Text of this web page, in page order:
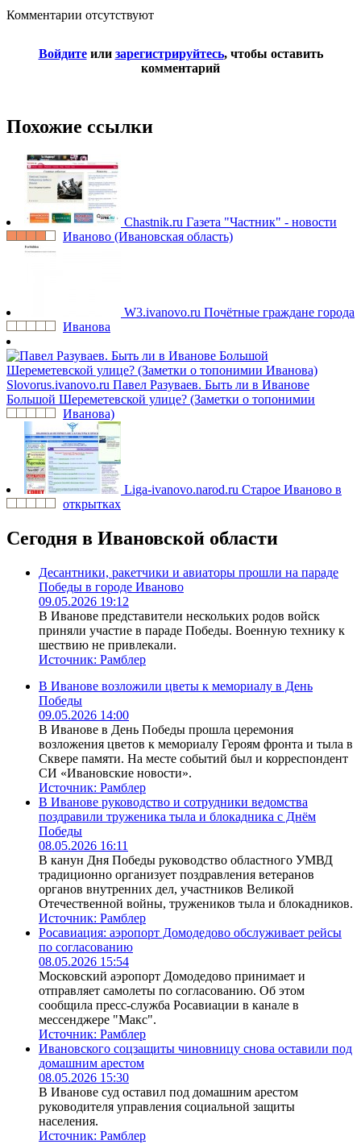
Комментарии отсутствуют
Войдитеили зарегистрируйтесь, чтобы оставить
комментарий
Похожие ссылки
Chastnik.ru Газета "Частник" - новости
Иваново (Ивановская область)
W3.ivanovo.ru Почётные граждане города
Иванова
Slovorus.ivanovo.ru Павел Разуваев. Быть ли в Иванове
Большой Шереметевской улице? (Заметки о топонимии
Иванова)
Liga-ivanovo.narod.ru Старое Иваново в
открытках
Сегодня в Ивановской области
Десантники, ракетчики и авиаторы прошли на параде
Победы в городе Иваново
09.05.2026 19:12
В Иванове представители нескольких родов войск
приняли участие в параде Победы. Военную технику к
шествию не привлекали.
Источник: Рамблер
В Иванове возложили цветы к мемориалу в День
Победы
09.05.2026 14:00
В Иванове в День Победы прошла церемония
возложения цветов к мемориалу Героям фронта и тыла в
Сквере памяти. На месте событий был и корреспондент
СИ «Ивановские новости».
Источник: Рамблер
В Иванове руководство и сотрудники ведомства
поздравили труженика тыла и блокадника с Днём
Победы
08.05.2026 16:11
В канун Дня Победы руководство областного УМВД
традиционно организует поздравления ветеранов
органов внутренних дел, участников Великой
Отечественной войны, тружеников тыла и блокадников.
Источник: Рамблер
Росавиация: аэропорт Домодедово обслуживает рейсы
по согласованию
08.05.2026 15:54
Московский аэропорт Домодедово принимает и
отправляет самолеты по согласованию. Об этом
сообщила пресс-служба Росавиации в канале в
мессенджере "Макс".
Источник: Рамблер
Ивановского соцзащиты чиновницу снова оставили под
домашним арестом
08.05.2026 15:30
В Иванове суд оставил под домашним арестом
руководителя управления социальной защиты
населения.
Источник: Рамблер